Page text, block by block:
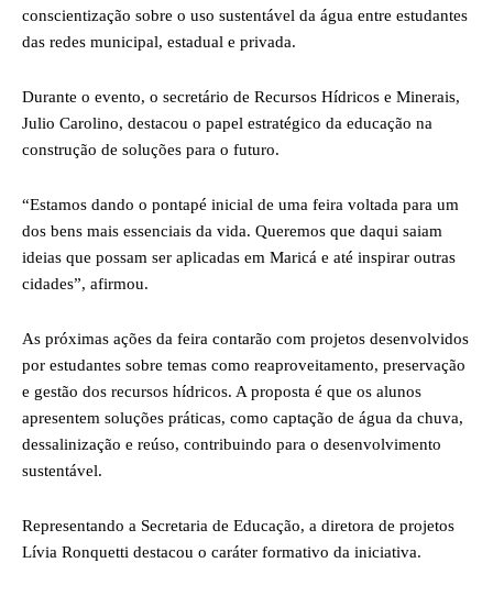
conscientização sobre o uso sustentável da água entre estudantes
das redes municipal, estadual e privada.
Durante o evento, o secretário de Recursos Hídricos e Minerais,
Julio Carolino, destacou o papel estratégico da educação na
construção de soluções para o futuro.
“Estamos dando o pontapé inicial de uma feira voltada para um
dos bens mais essenciais da vida. Queremos que daqui saiam
ideias que possam ser aplicadas em Maricá e até inspirar outras
cidades”, afirmou.
As próximas ações da feira contarão com projetos desenvolvidos
por estudantes sobre temas como reaproveitamento, preservação
e gestão dos recursos hídricos. A proposta é que os alunos
apresentem soluções práticas, como captação de água da chuva,
dessalinização e reúso, contribuindo para o desenvolvimento
sustentável.
Representando a Secretaria de Educação, a diretora de projetos
Lívia Ronquetti destacou o caráter formativo da iniciativa.